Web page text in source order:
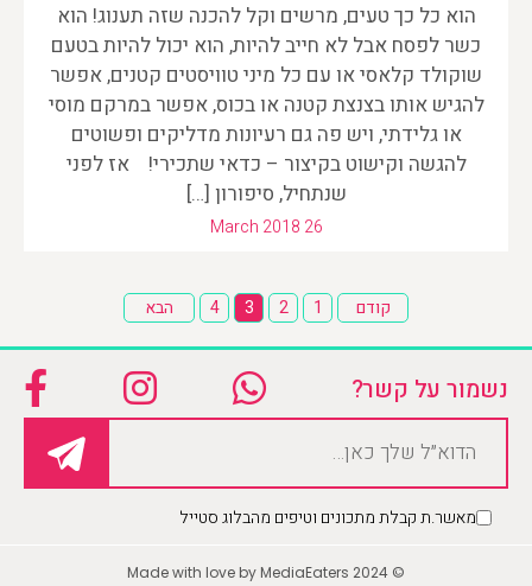
הוא כל כך טעים, מרשים וקל להכנה שזה תענוג! הוא
כשר לפסח אבל לא חייב להיות, הוא יכול להיות בטעם
שוקולד קלאסי או עם כל מיני טוויסטים קטנים, אפשר
להגיש אותו בצנצת קטנה או בכוס, אפשר במרקם מוסי
או גלידתי, ויש פה גם רעיונות מדליקים ופשוטים
להגשה וקישוט בקיצור – כדאי שתכירי! אז לפני
שנתחיל, סיפורון […]
March 2018 26
Posts
pagination
קודם 1
2
3
4 הבא
נשמור על קשר?
מאשר.ת קבלת מתכונים וטיפים מהבלוג סטייל
© Made with love by MediaEaters 2024